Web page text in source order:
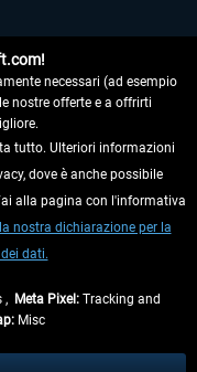
necessari (ad esempio
nostre offerte e a offrirti
tutto. Ulteriori informazioni
dove è anche possibile
alla pagina con l'informativa
nostra dichiarazione per la
dati.
, Meta Pixel: Tracking and
Misc